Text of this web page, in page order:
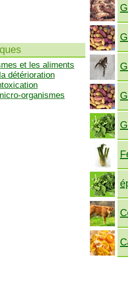
et les aliments
détérioration
organismes